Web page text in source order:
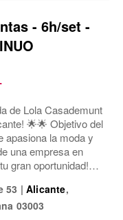
- 6h/set -
de Lola Casademunt
🌟🌟 Objetivo del
apasiona la moda y
una empresa en
gran oportunidad!
Maisonnave, 53...
53 | Alicante,
03003